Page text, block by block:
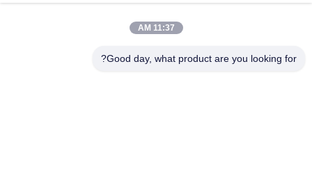
شبکه های اجتماعی
تماس سریع
11:37 AM
Good day, what product are you looking for?